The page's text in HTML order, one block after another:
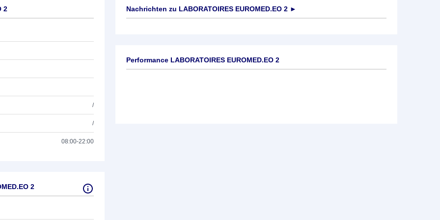
2
/
/
08:00-22:00
2
Nachrichten zu LABORATOIRES EUROMED.EO 2 ►
Performance LABORATOIRES EUROMED.EO 2